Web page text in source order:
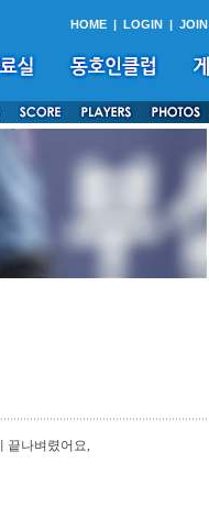
HOME | LOGIN | JOIN
끝나벼렸어요,